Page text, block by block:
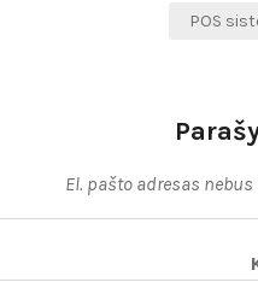
POS
El. pašto adresas